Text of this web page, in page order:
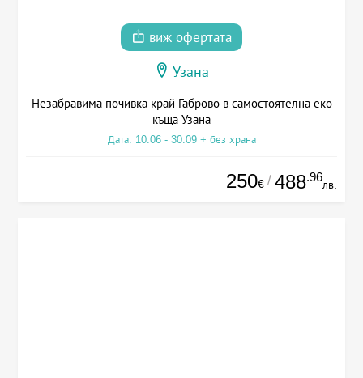
виж офертата
Узана
Незабравима почивка край Габрово в самостоятелна еко
къща Узана
Дата: 10.06 - 30.09 + без храна
250€ / 488.96
лв.